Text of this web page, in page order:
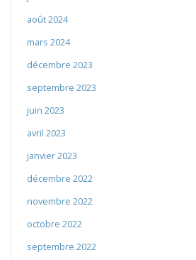
août 2024
mars 2024
décembre 2023
septembre 2023
juin 2023
avril 2023
janvier 2023
décembre 2022
novembre 2022
octobre 2022
septembre 2022